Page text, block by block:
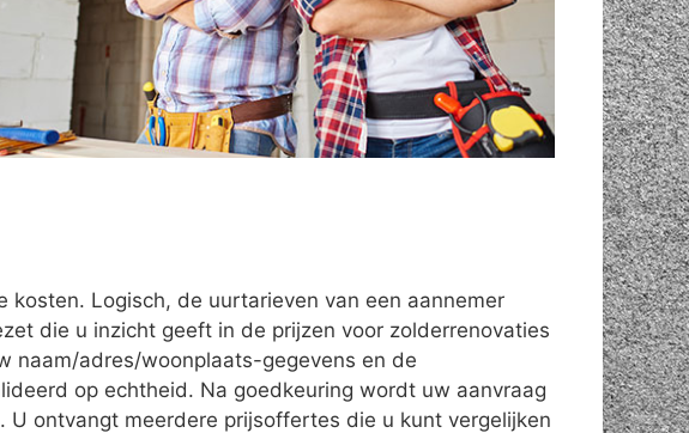
Logisch, de uurtarieven van een aannemer
die u inzicht geeft in de prijzen voor zolderrenovaties
naam/adres/woonplaats-gegevens en de
op echtheid. Na goedkeuring wordt uw aanvraag
ontvangt meerdere prijsoffertes die u kunt vergelijken